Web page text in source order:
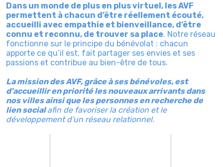
Dans un monde de plus en plus virtuel, les AVF
permettent à chacun d’être réellement écouté,
accueilli avec empathie et bienveillance, d’être
connu et reconnu, de trouver sa place. Notre réseau
fonctionne sur le principe du bénévolat : chacun
apporte ce qu’il est, fait partager ses envies et ses
passions et contribue au bien-être de tous.
La mission des AVF, grâce à ses bénévoles, est
d'accueillir en priorité les nouveaux arrivants dans
nos villes ainsi que les personnes en recherche de
lien socialafin de favoriser la création et le
développement d'un réseau relationnel.